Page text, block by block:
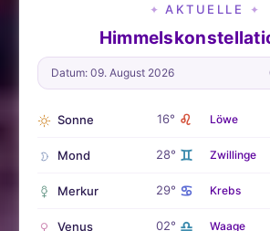
✦ AKTUELLE ✦
Datum: 09. August 2026
Sonne 16° ♌ Löwe
Mond 28° ♊ Zwillinge
Merkur 29° ♋ Krebs
Venus 02° ♎ Waage